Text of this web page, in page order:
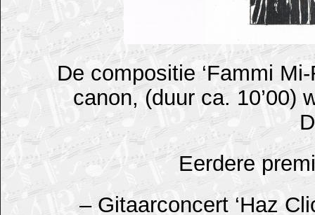
De compositie ‘Fammi
canon, (duur ca. 10’00)
Eerdere
– Gitaarconcert ‘Haz